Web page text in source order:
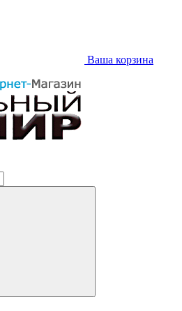
Ваша корзина